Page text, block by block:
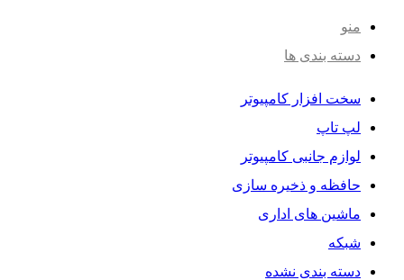
منو
دسته بندی ها
سخت افزار کامپیوتر
لپ تاپ
لوازم جانبی کامپیوتر
حافظه و ذخیره سازی
ماشین های اداری
شبکه
دسته بندی نشده